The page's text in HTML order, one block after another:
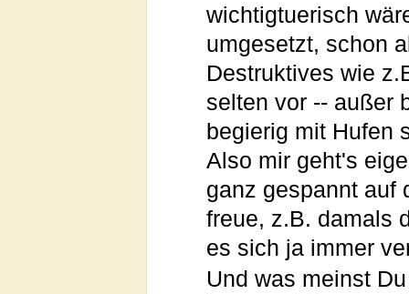
wichtigtuerisch
umgesetzt, schon
Destruktives wie
selten vor -- außer
begierig mit Hufen
Also mir geht's
ganz gespannt auf
freue, z.B. damals
es sich ja immer
Und was meinst